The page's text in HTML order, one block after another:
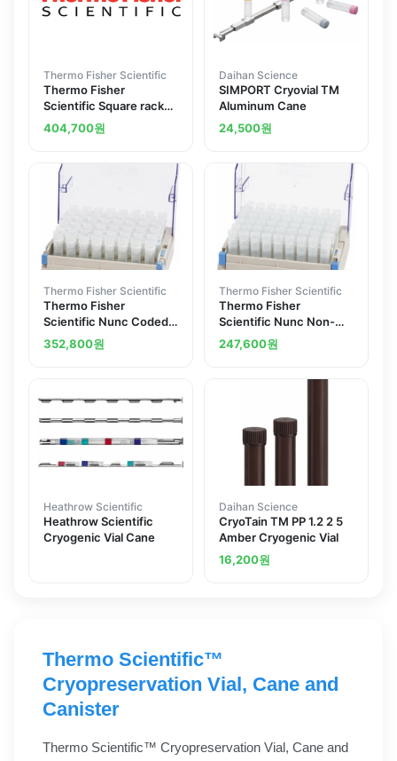
Thermo Fisher Scientific
Thermo Fisher
Scientific Square rack
for BioCane Canister
and Cane Systems
404,700원
Daihan Science
SIMPORT Cryovial TM
Aluminum Cane
24,500원
Thermo Fisher Scientific
Thermo Fisher
Scientific Nunc Coded
Cryobank Vial System
352,800원
Thermo Fisher Scientific
Thermo Fisher
Scientific Nunc Non-
Coded Cryobank Vial
Systems
247,600원
Heathrow Scientific
Heathrow Scientific
Cryogenic Vial Cane
Daihan Science
CryoTain TM PP 1.2 2 5
Amber Cryogenic Vial
16,200원
Thermo Scientific™
Cryopreservation Vial, Cane and
Canister
Thermo Scientific™ Cryopreservation Vial, Cane and